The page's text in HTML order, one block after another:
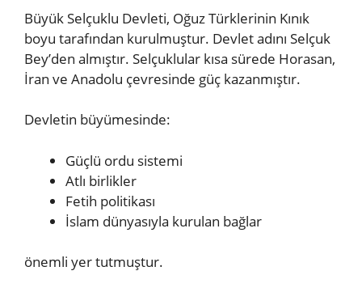
Büyük Selçuklu Devleti, Oğuz Türklerinin Kınık
boyu tarafından kurulmuştur. Devlet adını Selçuk
Bey’den almıştır. Selçuklular kısa sürede Horasan,
İran ve Anadolu çevresinde güç kazanmıştır.
Devletin büyümesinde:
Güçlü ordu sistemi
Atlı birlikler
Fetih politikası
İslam dünyasıyla kurulan bağlar
önemli yer tutmuştur.